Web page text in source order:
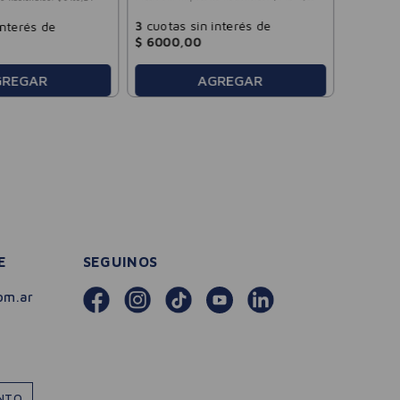
de
3 cuotas sin interés de
$ 6000,00
AGREGAR
SEGUINOS